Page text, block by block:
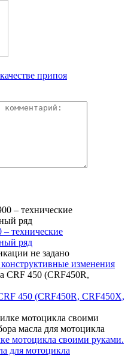
припоя
технические
ряд
изменения
450 (CRF450R, CRF450X,
мотоцикла своими руками.
для мотоцикла